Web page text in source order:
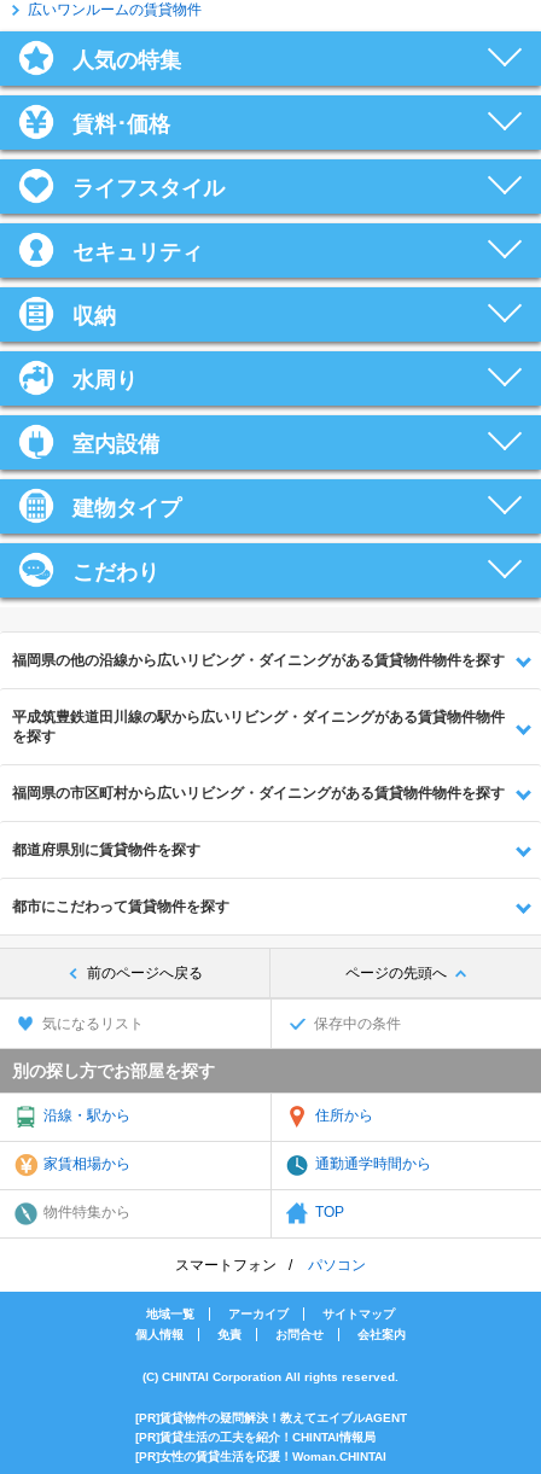
広いワンルームの賃貸物件
人気の特集
賃料･価格
ライフスタイル
セキュリティ
収納
水周り
室内設備
建物タイプ
こだわり
福岡県の他の沿線から広いリビング・ダイニングがある賃貸物件物件を探す
平成筑豊鉄道田川線の駅から広いリビング・ダイニングがある賃貸物件物件
を探す
福岡県の市区町村から広いリビング・ダイニングがある賃貸物件物件を探す
都道府県別に賃貸物件を探す
都市にこだわって賃貸物件を探す
前のページへ戻る ページの先頭へ
気になるリスト 保存中の条件
別の探し方でお部屋を探す
沿線・駅から 住所から
家賃相場から 通勤通学時間から
物件特集から TOP
スマートフォン パソコン
地域一覧 アーカイブ
サイトマップ
個人情報
免責 お問合せ 会社案内
(C) CHINTAI Corporation All rights reserved.
[PR]賃貸物件の疑問解決！教えてエイブルAGENT
[PR]賃貸生活の工夫を紹介！CHINTAI情報局
[PR]女性の賃貸生活を応援！Woman.CHINTAI